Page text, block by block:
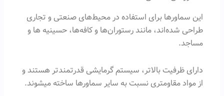
این سماورها برای استفاده در محیط‌های صنعتی و تجاری
طراحی شده‌اند، مانند رستوران‌ها و کافه‌ها، حسینیه ها و
مساجد.
دارای ظرفیت بالاتر، سیستم گرمایشی قدرتمندتر هستند و
از مواد مقاومتری نسبت به سایر سماورها ساخته میشوند.